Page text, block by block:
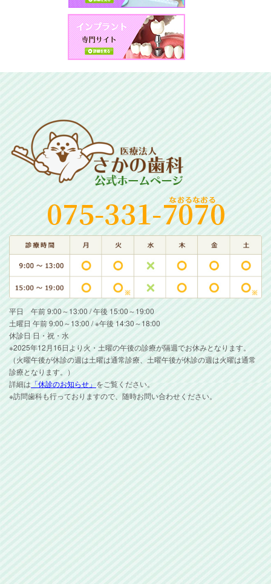
平日 午前 9:00～13:00 / 午後 15:00～19:00
土曜日 午前 9:00～13:00 / ※午後 14:30～18:00
休診日 日・祝・水
※2025年12月16日より火・土曜の午後の診療が隔週でお休みとなります。
（火曜午後が休診の週は土曜は通常診療、土曜午後が休診の週は火曜は通常
診療となります。）
詳細は 「休診のお知らせ」 をご覧ください。
※訪問歯科も行っておりますので、随時お問い合わせください。